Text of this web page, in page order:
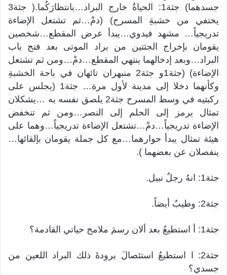
جسدهما) جثة1: الحياةُ خارج البراد…بانتظارَكُما.( جثة3
يختفي من خشبةِ المسرح) (دمْ…ثم تشتعل الإضاءة
تدريجياً… مشهد فيدوي…يبدأ عرض المقطع…شخصين
يقومان بإخراج الجثتين من براد الموتى بعد فتح باب
البراد…وبعد إدخالهما ينتهي المقطع…دمْ…ومن ثم تشتعل
الإضاءة) (جثة1و جثة2 منبهران تائهان في باحة الخشبةِ
وكأنهما دخلا إلى مدينة لأول مرة… جثة1 (يجلس على
ركبتيه في وسط المسرح جثة2 يلصق نفسه به …يشكلان
تمثال يرمز إلى الحلم إلى النصر…ومن ثم تنخفض
الإضاءة تدريجياً…دمْ…تشتعل الإضاءة تدريجياً…وهما على
هيئة تمثال يبدأ حوارهما…مع كل جملة يقومان بإلقائها…
ينفصلان عن بعضهما ).
جثة1: انهُ رجلٌ نبيل.
جثة2: وطيبٌ أيضاً.
جثة1: أ استطيعُ بعد ألان رسمَ ملامح حياتي القادمة؟
جثة2: ا استطيعُ استئصالَ برودةَ ذلك البراد اللعين من
جسدي؟